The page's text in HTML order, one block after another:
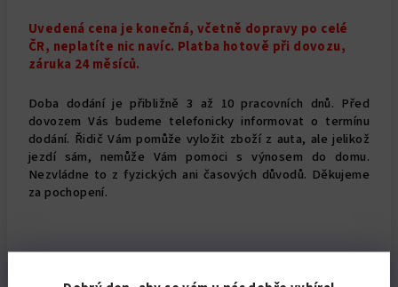
Uvedená cena je konečná, včetně dopravy po celé
ČR, neplatíte nic navíc. Platba hotově při dovozu,
záruka 24 měsíců.
Doba dodání je přibližně 3 až 10 pracovních dnů. Před
dovozem Vás budeme telefonicky informovat o termínu
dodání. Řidič Vám pomůže vyložit zboží z auta, ale jelikož
jezdí sám, nemůže Vám pomoci s výnosem do domu.
Nezvládne to z fyzických ani časových důvodů. Děkujeme
za pochopení.